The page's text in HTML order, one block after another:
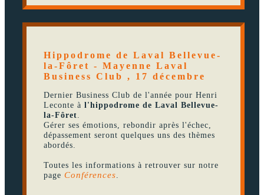
Hippodrome de Laval Bellevue-
la-Fôret - Mayenne Laval
Business Club , 17 décembre
Dernier Business Club de l'année pour Henri
Leconte àl'hippodrome de Laval Bellevue-
la-Fôret
Gérer ses émotions, rebondir après l'échec,
dépassement seront quelques uns des thèmes
abordés.
Toutes les informations à retrouver sur notre
pageConférences